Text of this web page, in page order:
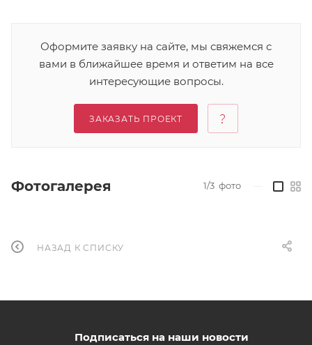
Оформите заявку на сайте, мы свяжемся с
вами в ближайшее время и ответим на все
интересующие вопросы.
ЗАКАЗАТЬ ПРОЕКТ
Фотогалерея 1/3 фото
НАЗАД К СПИСКУ
Подписаться на наши новости